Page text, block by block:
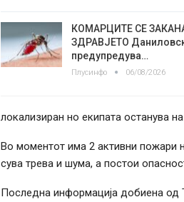
КОМАРЦИТЕ СЕ
ЗДРАВЈЕТО
предупредува…
Плусинфо 06/08/2026
локализиран но екипата останува
Во моментот има 2 активни пожари
сува трева и шума, а постои
Последна информација добиена од